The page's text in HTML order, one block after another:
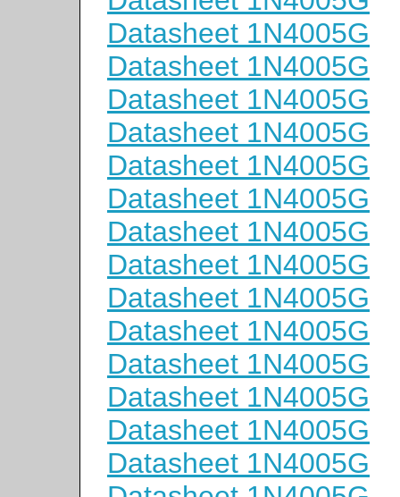
Datasheet 1N4005G
Datasheet 1N4005G
Datasheet 1N4005G
Datasheet 1N4005G
Datasheet 1N4005G
Datasheet 1N4005G
Datasheet 1N4005G
Datasheet 1N4005G
Datasheet 1N4005G
Datasheet 1N4005G
Datasheet 1N4005G
Datasheet 1N4005G
Datasheet 1N4005G
Datasheet 1N4005G